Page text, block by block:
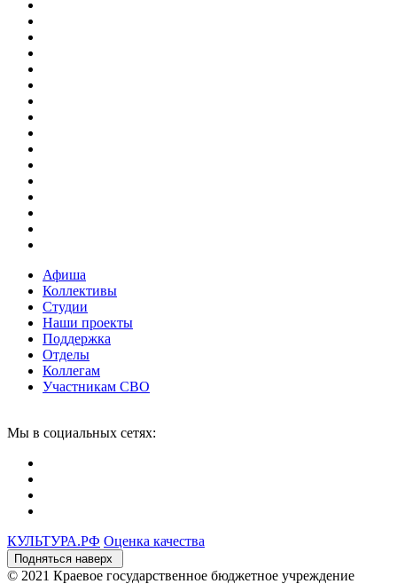
Афиша
Коллективы
Студии
Наши проекты
Поддержка
Отделы
Коллегам
Участникам СВО
Мы в социальных сетях:
КУЛЬТУРА.РФ Оценка качества
Подняться наверх
© 2021 Краевое государственное бюджетное учреждение